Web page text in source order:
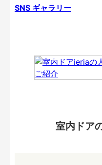
SNS ギャラリー
室内ドア